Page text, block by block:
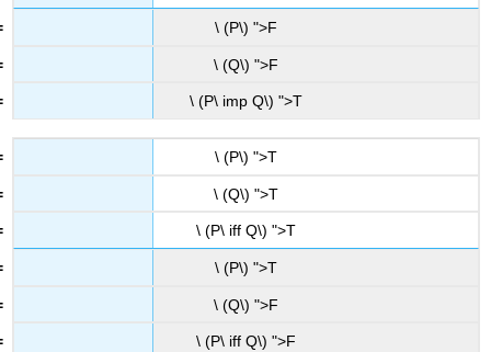
\ (P\) ">F
\ (Q\) ">F
\ (P\ imp Q\) ">T
\ (P\) ">T
\ (Q\) ">T
\ (P\ iff Q\) ">T
\ (P\) ">T
\ (Q\) ">F
\ (P\ iff Q\) ">F